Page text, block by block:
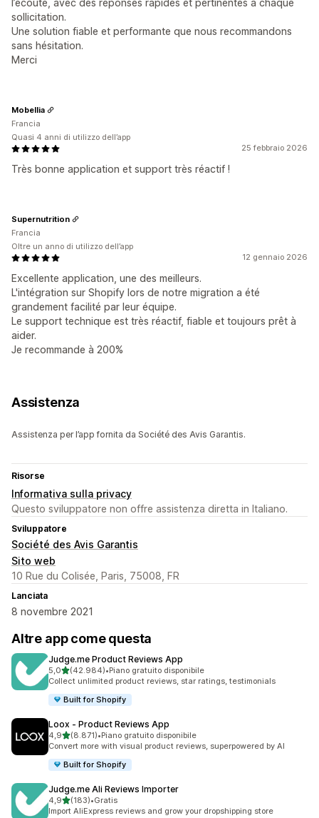
l’écoute, avec des réponses rapides et pertinentes à chaque
sollicitation.
Une solution fiable et performante que nous recommandons
sans hésitation.
Merci
25 febbraio 2026
Très bonne application et support très réactif !
Mobellia
Francia
Quasi 4 anni di utilizzo dell’app
12 gennaio 2026
Excellente application, une des meilleurs.
L'intégration sur Shopify lors de notre migration a été
grandement facilité par leur équipe.
Le support technique est très réactif, fiable et toujours prêt à
aider.
Je recommande à 200%
Supernutrition
Francia
Oltre un anno di utilizzo dell’app
Assistenza
Assistenza per l’app fornita da Société des Avis Garantis.
Risorse
Informativa sulla privacy
Questo sviluppatore non offre assistenza diretta in Italiano.
Sviluppatore
Société des Avis Garantis
Sito web
10 Rue du Colisée, Paris, 75008, FR
Lanciata
8 novembre 2021
Altre app come questa
Judge.me Product Reviews App
5,0stelle su 5
(42.984)
42984 recensioni totali
•Piano gratuito disponibile
Collect unlimited product reviews, star ratings, testimonials
Built for Shopify
Loox ‑ Product Reviews App
4,9stelle su 5
(8.871)
8871 recensioni totali
•Piano gratuito disponibile
Convert more with visual product reviews, superpowered by AI
Built for Shopify
Judge.me Ali Reviews Importer
4,9stelle su 5
(183)
183 recensioni totali
•Gratis
Import AliExpress reviews and grow your dropshipping store